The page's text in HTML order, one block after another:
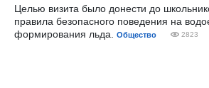
Целью визита было донести до
правила безопасного поведения на
формирования льда.
Общество 2823